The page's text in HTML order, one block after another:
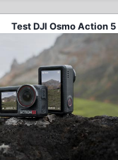
Test DJI Osmo Action 5